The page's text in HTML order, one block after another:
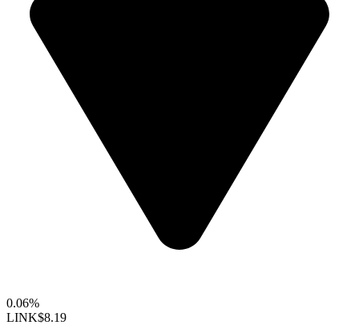
0.06%
LINK$8.19